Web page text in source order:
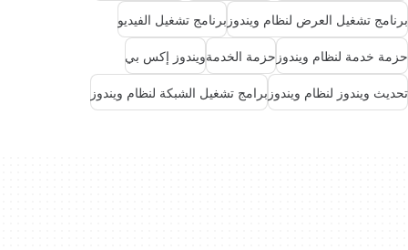
برنامج تشغيل العرض لنظام ويندوز برنامج تشغيل الفيديو
حزمة خدمة لنظام ويندوز حزمة الخدمةويندوز إكس بي
تحديث ويندوز لنظام ويندوز برامج تشغيل الشبكة لنظام ويندوز